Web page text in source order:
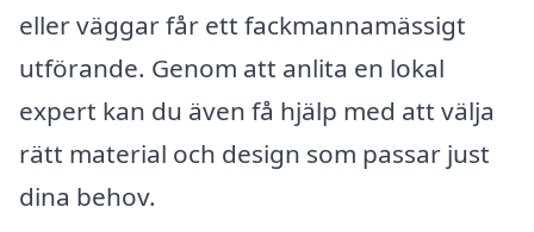
eller väggar får ett fackmannamässigt
utförande. Genom att anlita en lokal
expert kan du även få hjälp med att välja
rätt material och design som passar just
dina behov.